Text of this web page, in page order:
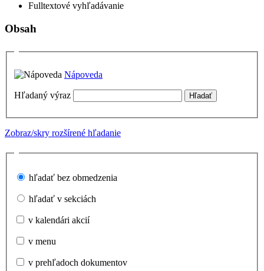
Fulltextové vyhľadávanie
Obsah
Nápoveda
Hľadaný výraz
Zobraz/skry rozšírené hľadanie
hľadať bez obmedzenia
hľadať v sekciách
v kalendári akcií
v menu
v prehľadoch dokumentov